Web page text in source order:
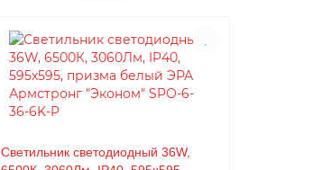
Светильник светодиодный 36W,